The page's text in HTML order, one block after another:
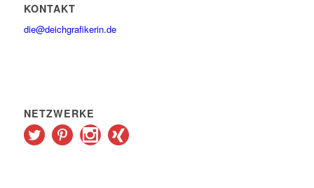
KONTAKT
die@deichgrafikerin.de
NETZWERKE